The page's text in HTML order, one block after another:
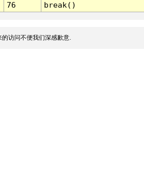
76 break()
访问不便我们深感歉意.